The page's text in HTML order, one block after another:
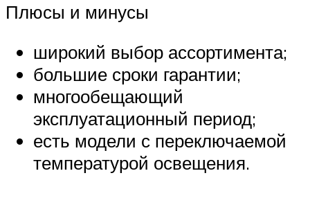
Плюсы и минусы
широкий выбор ассортимента;
большие сроки гарантии;
многообещающий
эксплуатационный период;
есть модели с переключаемой
температурой освещения.